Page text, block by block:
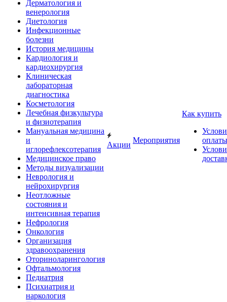
Дерматология и
венерология
Диетология
Инфекционные
болезни
История медицины
Кардиология и
кардиохирургия
Клиническая
лабораторная
диагностика
Косметология
Лечебная физкультура
и физиотерапия
Мануальная медицина
и
иглорефлексотерапия
Медицинское право
Методы визуализации
Неврология и
нейрохирургия
Неотложные
состояния и
интенсивная терапия
Нефрология
Онкология
Организация
здравоохранения
Оториноларингология
Офтальмология
Педиатрия
Психиатрия и
наркология
Акции
Мероприятия
Как купить
оплаты